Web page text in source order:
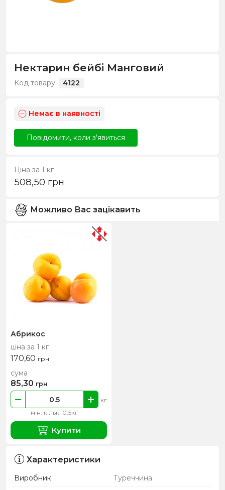
Нектарин бейбі Манговий
Код товару: 4122
Немає в наявності
Повідомити, коли з'явиться
Ціна за 1 кг
508,50 грн
Можливо Вас зацікавить
Абрикос
ціна за 1 кг
170,60 грн
мін. кільк. 0.5кг
кг
сума
85,30 грн
Купити
Характеристики
Виробник
Туреччина